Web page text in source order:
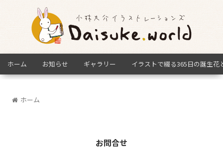
ホーム お知らせ ギャラリー イラストで綴る365日の誕生花
ホーム
お問合せ